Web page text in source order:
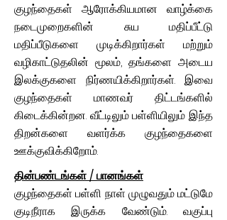
குழந்தைகள் ஆரோக்கியமான வாழ்க்கை
நடைமுறைகளின் சுய மதிப்பீட்டு
மதிப்பீடுகளை முடிக்கிறார்கள் மற்றும்
வழிகாட்டுதலின் மூலம், தங்களை அடைய
இலக்குகளை நிர்ணயிக்கிறார்கள். இவை
குழந்தைகள் மாணவர் திட்டங்களில்
கிடைக்கின்றன. வீட்டிலும் பள்ளியிலும் இந்த
திறன்களை வளர்க்க குழந்தைகளை
ஊக்குவிக்கிறோம்.
தின்பண்டங்கள் / பானங்கள்
குழந்தைகள் பள்ளி நாள் முழுவதும் மட்டுமே
குடிநீராக இருக்க வேண்டும். வகுப்பு